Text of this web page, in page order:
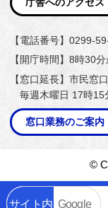
サイト内 Google
庁舎へのアクセス
【電話番号】0299-
【開庁時間】8時30
【窓口延長】市民窓
毎週木曜日 17時15
窓口業務のご案内
©